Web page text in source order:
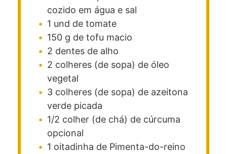
cozido em água e sal
1 und de tomate
150 g de tofu macio
2 dentes de alho
2 colheres (de sopa) de óleo
vegetal
3 colheres (de sopa) de azeitona
verde picada
1/2 colher (de chá) de cúrcuma
opcional
1 oitadinha de Pimenta-do-reino